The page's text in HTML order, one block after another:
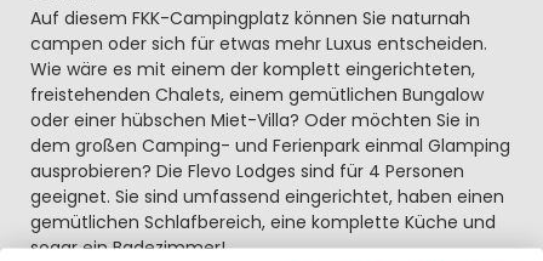
Auf diesem FKK-Campingplatz können Sie naturnah
campen oder sich für etwas mehr Luxus entscheiden.
Wie wäre es mit einem der komplett eingerichteten,
freistehenden Chalets, einem gemütlichen Bungalow
oder einer hübschen Miet-Villa? Oder möchten Sie in
dem großen Camping- und Ferienpark einmal Glamping
ausprobieren? Die Flevo Lodges sind für 4 Personen
geeignet. Sie sind umfassend eingerichtet, haben einen
gemütlichen Schlafbereich, eine komplette Küche und
sogar ein Badezimmer!